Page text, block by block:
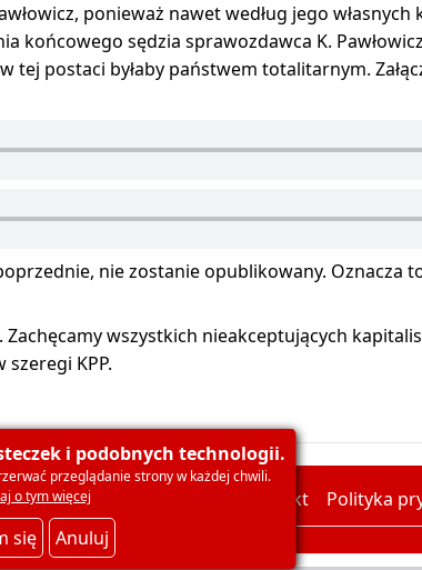
ponieważ nawet według jego
końcowego sędzia sprawozdawca K.
tej postaci byłaby państwem totalitarnym.
nie zostanie opublikowany. Oznacza
wszystkich nieakceptujących
KPP.
Deklaracja członkowska Kontakt Polityka
i podobnych technologii.
przeglądanie strony w każdej chwili.
o tym więcej
się Anuluj